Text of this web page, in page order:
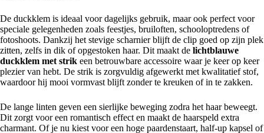
De duckklem is ideaal voor dagelijks gebruik, maar ook perfect voor
speciale gelegenheden zoals feestjes, bruiloften, schooloptredens of
fotoshoots. Dankzij het stevige scharnier blijft de clip goed op zijn plek
zitten, zelfs in dik of opgestoken haar. Dit maakt de lichtblauwe
duckklem met strik een betrouwbare accessoire waar je keer op keer
plezier van hebt. De strik is zorgvuldig afgewerkt met kwalitatief stof,
waardoor hij mooi vormvast blijft zonder te kreuken of in te zakken.
De lange linten geven een sierlijke beweging zodra het haar beweegt.
Dit zorgt voor een romantisch effect en maakt de haarspeld extra
charmant. Of je nu kiest voor een hoge paardenstaart, half-up kapsel of